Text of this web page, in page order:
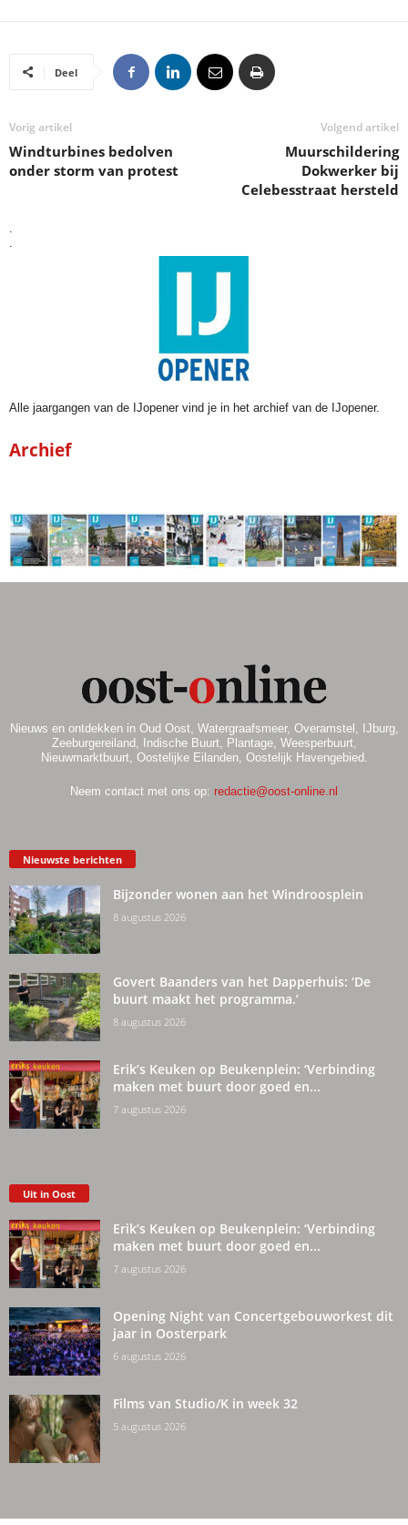
Deel
Vorig artikel
Windturbines bedolven
onder storm van protest
Volgend artikel
Muurschildering
Dokwerker bij
Celebesstraat hersteld
Alle jaargangen van de IJopener vind je in het archief van de IJopener.
Archief
Nieuws en ontdekken in Oud Oost, Watergraafsmeer, Overamstel, IJburg,
Zeeburgereiland, Indische Buurt, Plantage, Weesperbuurt,
Nieuwmarktbuurt, Oostelijke Eilanden, Oostelijk Havengebied.
Neem contact met ons op: redactie@oost-online.nl
Nieuwste berichten
Bijzonder wonen aan het Windroosplein
8 augustus 2026
Govert Baanders van het Dapperhuis: ‘De
buurt maakt het programma.’
8 augustus 2026
Erik’s Keuken op Beukenplein: ‘Verbinding
maken met buurt door goed en...
7 augustus 2026
Uit in Oost
Erik’s Keuken op Beukenplein: ‘Verbinding
maken met buurt door goed en...
7 augustus 2026
Opening Night van Concertgebouworkest dit
jaar in Oosterpark
6 augustus 2026
Films van Studio/K in week 32
5 augustus 2026